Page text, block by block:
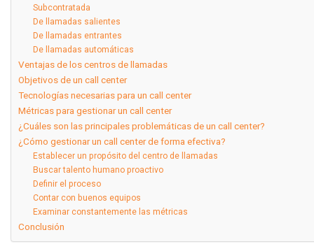
Subcontratada
De llamadas salientes
De llamadas entrantes
De llamadas automáticas
Ventajas de los centros de llamadas
Objetivos de un call center
Tecnologías necesarias para un call center
Métricas para gestionar un call center
¿Cuáles son las principales problemáticas de un call center?
¿Cómo gestionar un call center de forma efectiva?
Establecer un propósito del centro de llamadas
Buscar talento humano proactivo
Definir el proceso
Contar con buenos equipos
Examinar constantemente las métricas
Conclusión